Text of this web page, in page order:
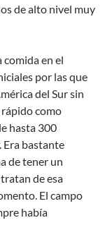
de alto nivel muy
en el
por las que
del Sur sin
como
hasta 300
Era bastante
de tener un
de esa
El campo
había